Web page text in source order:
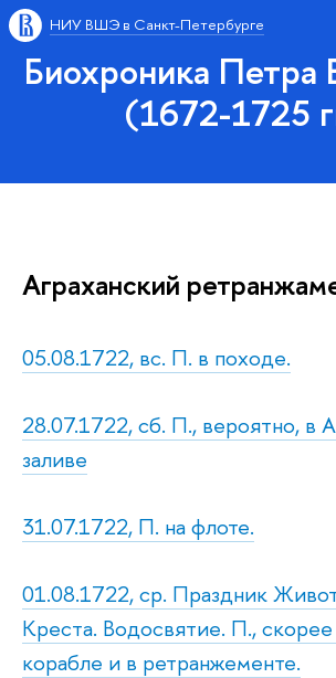
НИУ ВШЭ в Санкт-Петербурге
Биохроника Петра
(1672-1725
Аграханский
05.08.1722, вс. П. в походе.
28.07.1722, сб. П., вероятно, в
заливе
31.07.1722, П. на флоте.
01.08.1722, ср. Праздник
Креста. Водосвятие. П., скорее
корабле и в ретранжементе.